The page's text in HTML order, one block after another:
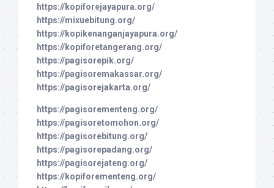
https://kopiforejayapura.org/
https://mixuebitung.org/
https://kopikenanganjayapura.org/
https://kopiforetangerang.org/
https://pagisorepik.org/
https://pagisoremakassar.org/
https://pagisorejakarta.org/
https://pagisorementeng.org/
https://pagisoretomohon.org/
https://pagisorebitung.org/
https://pagisorepadang.org/
https://pagisorejateng.org/
https://kopiforementeng.org/